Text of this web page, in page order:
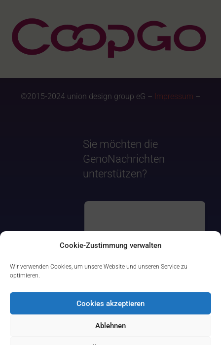
Cookie-Zustimmung verwalten
Wir verwenden Cookies, um unsere Website und unseren Service zu
optimieren.
Cookies akzeptieren
Ablehnen
©2015-2024 union design group eG – Impressum –
Sie möchten die
GenoNachrichten
unterstützen?